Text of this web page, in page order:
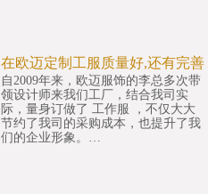
在欧迈定制工服质量好,还有完善
自2009年来，欧迈服饰的李总多次带
领设计师来我们工厂，结合我司实
际，量身订做了 工作服 ，不仅大大
节约了我司的采购成本，也提升了我
们的企业形象。…